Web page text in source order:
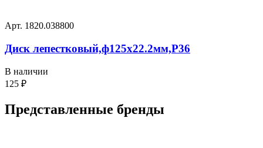
Арт. 1820.038800
Диск лепестковый,ф125х22.2мм,P36
В наличии
125 ₽
Представленные бренды